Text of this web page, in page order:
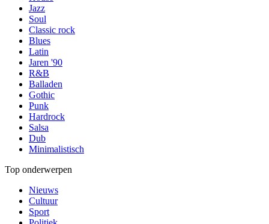
Jazz
Soul
Classic rock
Blues
Latin
Jaren '90
R&B
Balladen
Gothic
Punk
Hardrock
Salsa
Dub
Minimalistisch
Top onderwerpen
Nieuws
Cultuur
Sport